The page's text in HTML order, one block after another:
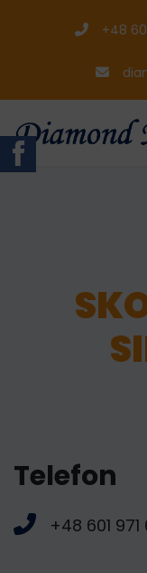
+48
Telefon
+48 601 971
